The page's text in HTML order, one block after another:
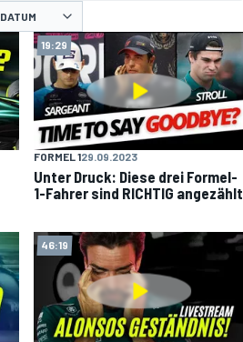
DATUM
19:29
FORMEL 129.09.2023
Unter Druck: Diese drei Formel-
1-Fahrer sind RICHTIG angezählt
46:19